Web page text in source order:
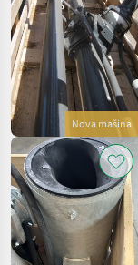
STAZA
Poljoprivredna
tehnika
Strojevi Za
Dubrenje
Gnojenje I
Navodnjavanje
Pumpe Za
Gnojnicu
Bauer
ODABERITE
KATEGORIJU
Poništi
18
Nova mašina